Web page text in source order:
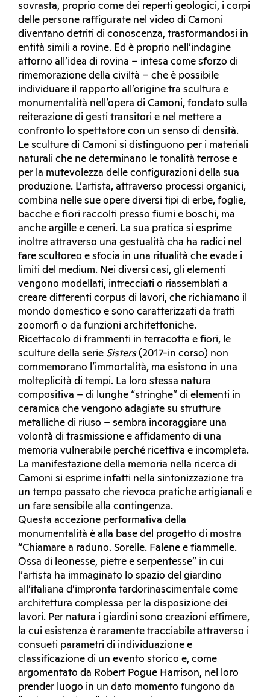
sovrasta, proprio come dei reperti geologici, i corpi
delle persone raffigurate nel video di Camoni
diventano detriti di conoscenza, trasformandosi in
entità simili a rovine. Ed è proprio nell’indagine
attorno all’idea di rovina – intesa come sforzo di
rimemorazione della civiltà – che è possibile
individuare il rapporto all’origine tra scultura e
monumentalità nell’opera di Camoni, fondato sulla
reiterazione di gesti transitori e nel mettere a
confronto lo spettatore con un senso di densità.
Le sculture di Camoni si distinguono per i materiali
naturali che ne determinano le tonalità terrose e
per la mutevolezza delle configurazioni della sua
produzione. L’artista, attraverso processi organici,
combina nelle sue opere diversi tipi di erbe, foglie,
bacche e fiori raccolti presso fiumi e boschi, ma
anche argille e ceneri. La sua pratica si esprime
inoltre attraverso una gestualità cha ha radici nel
fare scultoreo e sfocia in una ritualità che evade i
limiti del medium. Nei diversi casi, gli elementi
vengono modellati, intrecciati o riassemblati a
creare differenti corpus di lavori, che richiamano il
mondo domestico e sono caratterizzati da tratti
zoomorfi o da funzioni architettoniche.
Ricettacolo di frammenti in terracotta e fiori, le
sculture della serie Sisters(2017-in corso) non
commemorano l’immortalità, ma esistono in una
molteplicità di tempi. La loro stessa natura
compositiva – di lunghe “stringhe” di elementi in
ceramica che vengono adagiate su strutture
metalliche di riuso – sembra incoraggiare una
volontà di trasmissione e affidamento di una
memoria vulnerabile perché ricettiva e incompleta.
La manifestazione della memoria nella ricerca di
Camoni si esprime infatti nella sintonizzazione tra
un tempo passato che rievoca pratiche artigianali e
un fare sensibile alla contingenza.
Questa accezione performativa della
monumentalità è alla base del progetto di mostra
“Chiamare a raduno. Sorelle. Falene e fiammelle.
Ossa di leonesse, pietre e serpentesse” in cui
l’artista ha immaginato lo spazio del giardino
all’italiana d’impronta tardorinascimentale come
architettura complessa per la disposizione dei
lavori. Per natura i giardini sono creazioni effimere,
la cui esistenza è raramente tracciabile attraverso i
consueti parametri di individuazione e
classificazione di un evento storico e, come
argomentato da Robert Pogue Harrison, nel loro
prender luogo in un dato momento fungono da